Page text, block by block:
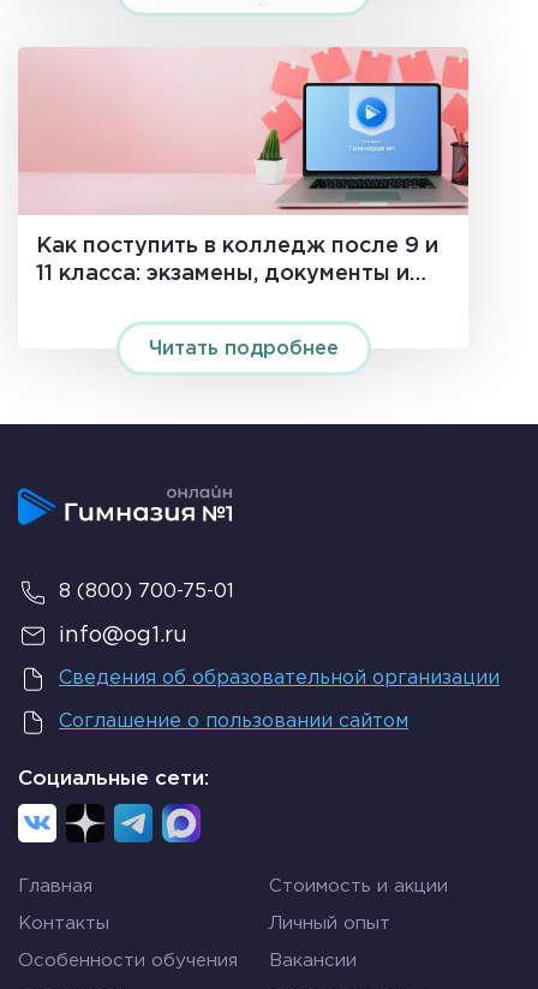
Как поступить в колледж после 9 и
11 класса: экзамены, документы и
Читать подробнее
8 (800) 700-75-01
info@og1.ru
Сведения об образовательной организации
Соглашение о пользовании сайтом
Социальные сети:
Главная Стоимость и акции
Контакты Личный опыт
Особенности обучения Вакансии